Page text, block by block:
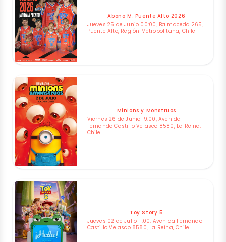
Abono M. Puente Alto 2026
Jueves 25 de Junio 00:00, Balmaceda 265,
Puente Alto, Región Metropolitana, Chile
Minions y Monstruos
Viernes 26 de Junio 19:00, Avenida
Fernando Castillo Velasco 8580, La Reina,
Chile
Toy Story 5
Jueves 02 de Julio 11:00, Avenida Fernando
Castillo Velasco 8580, La Reina, Chile